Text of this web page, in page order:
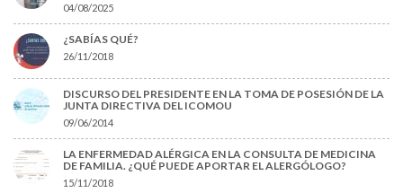
04/08/2025
¿SABÍAS QUÉ?
26/11/2018
DISCURSO DEL PRESIDENTE EN LA TOMA DE POSESIÓN DE LA
JUNTA DIRECTIVA DEL ICOMOU
09/06/2014
LA ENFERMEDAD ALÉRGICA EN LA CONSULTA DE MEDICINA
DE FAMILIA. ¿QUÉ PUEDE APORTAR EL ALERGÓLOGO?
15/11/2018